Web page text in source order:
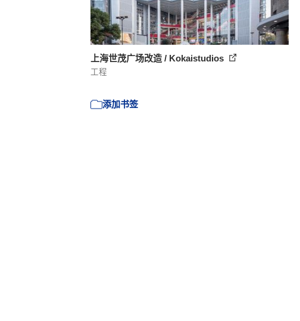
上海世茂广场改造 / Kokaistudios
工程
添加书签